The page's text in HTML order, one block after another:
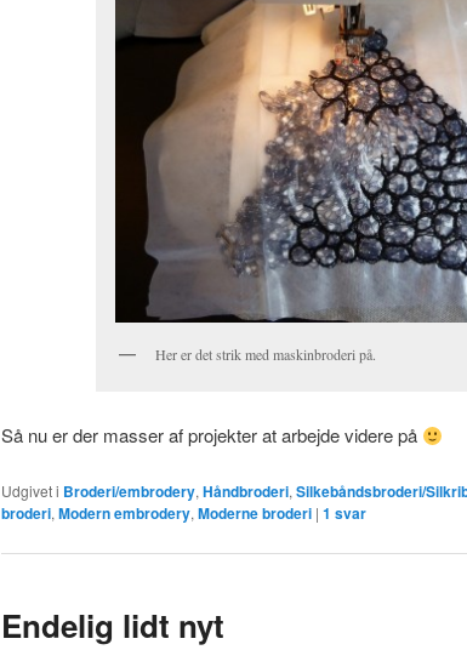
Her er det strik med maskinbroderi på.
Så nu er der masser af projekter at arbejde videre på
Udgivet i Broderi/embrodery, Håndbroderi, Silkebåndsbroderi/
broderi, Modern embrodery, Moderne broderi | 1 svar
Endelig lidt nyt